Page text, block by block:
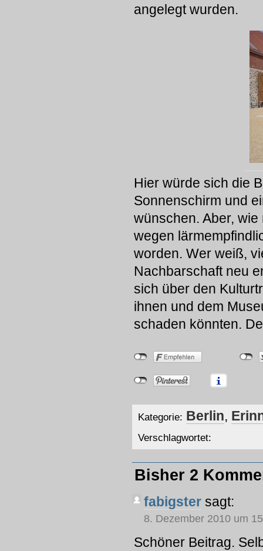
angelegt wurden.
Hier würde sich die
Sonnenschirm und
wünschen. Aber,
wegen
worden. Wer weiß,
Nachbarschaft neu
sich über den
ihnen und dem
schaden könnten.
Kategorie: Berlin,
Verschlagwortet:
Bisher 2
fabigster sagt:
8. Dezember 2010 um
Schöner Beitrag.